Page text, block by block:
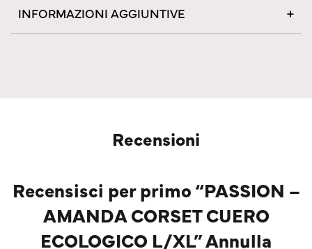
INFORMAZIONI AGGIUNTIVE
Recensioni
Recensisci per primo “PASSION –
AMANDA CORSET CUERO
ECOLOGICO L/XL” Annulla